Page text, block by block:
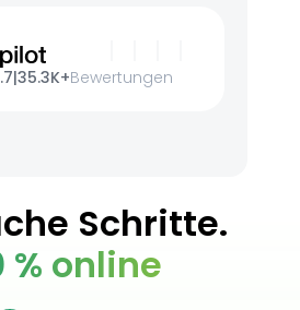
|35.3K+Bewertungen
Schritte.
% online